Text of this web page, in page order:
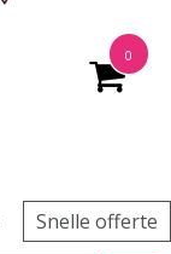
0
Snelle offerte